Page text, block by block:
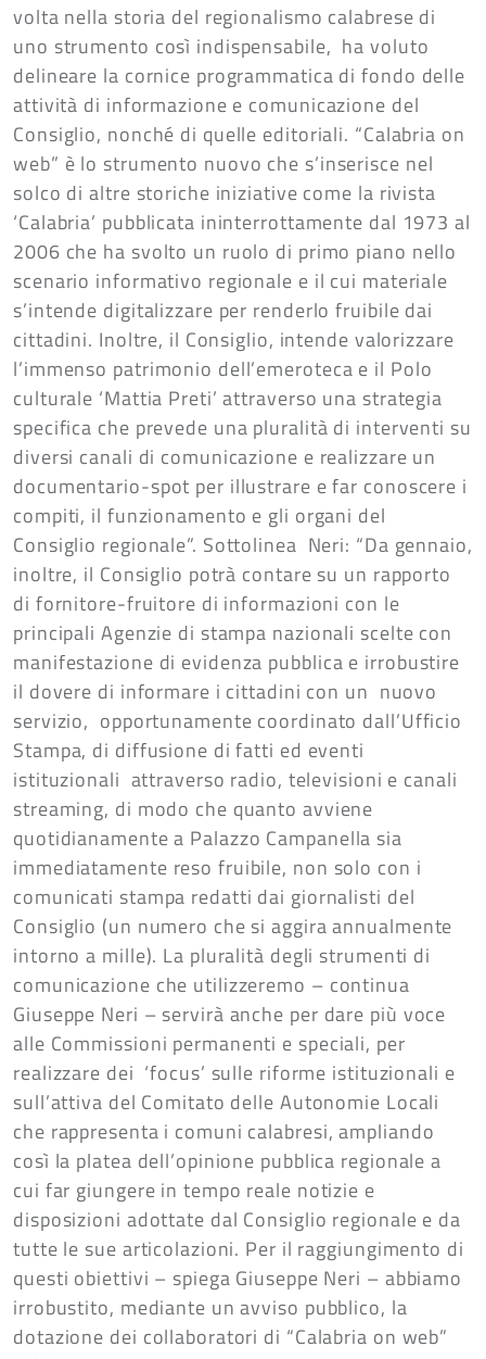
volta nella storia del regionalismo calabrese di
uno strumento così indispensabile, ha voluto
delineare la cornice programmatica di fondo delle
attività di informazione e comunicazione del
Consiglio, nonché di quelle editoriali. “Calabria on
web” è lo strumento nuovo che s’inserisce nel
solco di altre storiche iniziative come la rivista
‘Calabria’ pubblicata ininterrottamente dal 1973 al
2006 che ha svolto un ruolo di primo piano nello
scenario informativo regionale e il cui materiale
s’intende digitalizzare per renderlo fruibile dai
cittadini. Inoltre, il Consiglio, intende valorizzare
l’immenso patrimonio dell’emeroteca e il Polo
culturale ‘Mattia Preti’ attraverso una strategia
specifica che prevede una pluralità di interventi su
diversi canali di comunicazione e realizzare un
documentario-spot per illustrare e far conoscere i
compiti, il funzionamento e gli organi del
Consiglio regionale”. Sottolinea Neri: “Da gennaio,
inoltre, il Consiglio potrà contare su un rapporto
di fornitore-fruitore di informazioni con le
principali Agenzie di stampa nazionali scelte con
manifestazione di evidenza pubblica e irrobustire
il dovere di informare i cittadini con un nuovo
servizio, opportunamente coordinato dall’Ufficio
Stampa, di diffusione di fatti ed eventi
istituzionali attraverso radio, televisioni e canali
streaming, di modo che quanto avviene
quotidianamente a Palazzo Campanella sia
immediatamente reso fruibile, non solo con i
comunicati stampa redatti dai giornalisti del
Consiglio (un numero che si aggira annualmente
intorno a mille). La pluralità degli strumenti di
comunicazione che utilizzeremo – continua
Giuseppe Neri – servirà anche per dare più voce
alle Commissioni permanenti e speciali, per
realizzare dei ‘focus’ sulle riforme istituzionali e
sull’attiva del Comitato delle Autonomie Locali
che rappresenta i comuni calabresi, ampliando
così la platea dell’opinione pubblica regionale a
cui far giungere in tempo reale notizie e
disposizioni adottate dal Consiglio regionale e da
tutte le sue articolazioni. Per il raggiungimento di
questi obiettivi – spiega Giuseppe Neri – abbiamo
irrobustito, mediante un avviso pubblico, la
dotazione dei collaboratori di “Calabria on web”